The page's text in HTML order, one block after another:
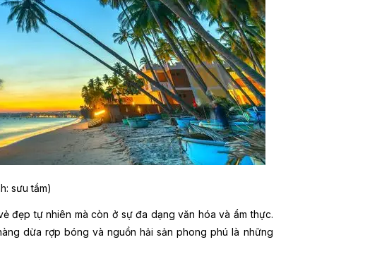
sưu tầm)
đẹp tự nhiên mà còn ở sự đa dạng văn hóa và ẩm thực.
dừa rợp bóng và nguồn hải sản phong phú là những